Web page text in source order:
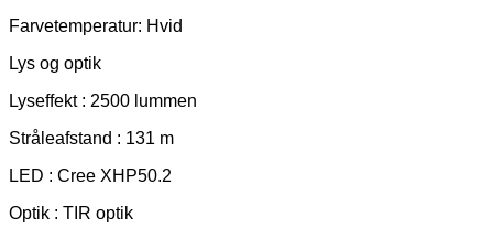
Farvetemperatur: Hvid
Lys og optik
Lyseffekt : 2500 lummen
Stråleafstand : 131 m
LED : Cree XHP50.2
Optik : TIR optik